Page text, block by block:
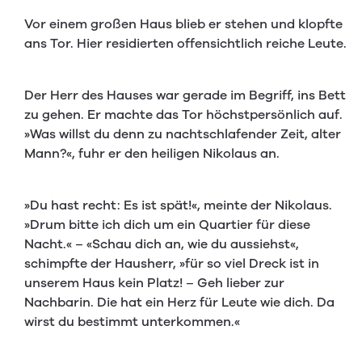
Vor einem großen Haus blieb er stehen und klopfte
ans Tor. Hier residierten offensichtlich reiche Leute.
Der Herr des Hauses war gerade im Begriff, ins Bett
zu gehen. Er machte das Tor höchstpersönlich auf.
»Was willst du denn zu nachtschlafender Zeit, alter
Mann?«, fuhr er den heiligen Nikolaus an.
»Du hast recht: Es ist spät!«, meinte der Nikolaus.
»Drum bitte ich dich um ein Quartier für diese
Nacht.« – «Schau dich an, wie du aussiehst«,
schimpfte der Hausherr, »für so viel Dreck ist in
unserem Haus kein Platz! – Geh lieber zur
Nachbarin. Die hat ein Herz für Leute wie dich. Da
wirst du bestimmt unterkommen.«